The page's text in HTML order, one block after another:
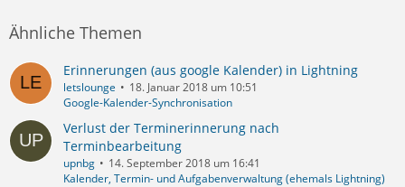
Ähnliche Themen
Erinnerungen (aus google Kalender) in Lightning
letslounge
18. Januar 2018 um 10:51
Google-Kalender-Synchronisation
Verlust der Terminerinnerung nach
Terminbearbeitung
upnbg
14. September 2018 um 16:41
Kalender, Termin- und Aufgabenverwaltung (ehemals Lightning)